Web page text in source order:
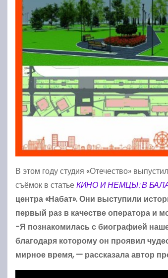
В этом году студия «Отечество»
съёмок в статьеКИНО И НЕМЦЫ: В
центра «Набат». Они выступили
первый раз в качестве оператора и
-Я познакомилась с биографией
благодаря которому он проявил
мирное время, — рассказала автор